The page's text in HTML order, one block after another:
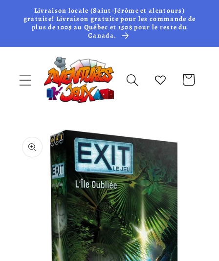
et passer
au
contenu
Livraison locale (Saint-Jérôme et alentours)
gratuite! Livraison gratuite pour les commande de
plus de 100$ au Québec et 150$ pour le reste du
Canada.
Panier
Passer aux
informations
produits